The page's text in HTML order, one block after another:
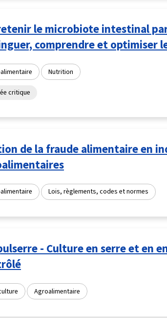
le microbiote intestinal
comprendre et optimiser
Nutrition
critique
de la fraude alimentaire en
Lois, règlements, codes et normes
- Culture en serre et en
Agroalimentaire